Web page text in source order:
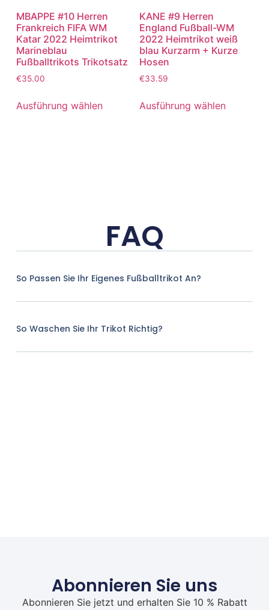
MBAPPE #10 Herren
Frankreich FIFA WM
Katar 2022 Heimtrikot
Marineblau
Fußballtrikots Trikotsatz
€35.00
Ausführung wählen
KANE #9 Herren
England Fußball-WM
2022 Heimtrikot weiß
blau Kurzarm + Kurze
Hosen
€33.59
Ausführung wählen
FAQ
So Passen Sie Ihr Eigenes Fußballtrikot An?
So Waschen Sie Ihr Trikot Richtig?
Abonnieren Sie uns
Abonnieren Sie jetzt und erhalten Sie 10 % Rabatt